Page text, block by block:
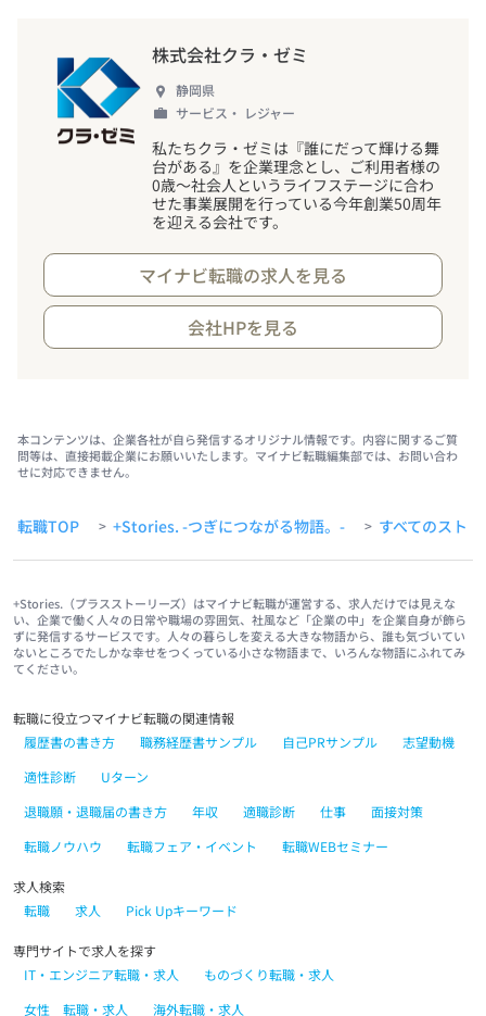
株式会社クラ・ゼミ
静岡県
サービス・ レジャー
私たちクラ・ゼミは『誰にだって輝ける舞
台がある』を企業理念とし、ご利用者様の
0歳～社会人というライフステージに合わ
せた事業展開を行っている今年創業50周年
を迎える会社です。
マイナビ転職の求人を見る
会社HPを見る
本コンテンツは、企業各社が自ら発信するオリジナル情報です。内容に関するご質
問等は、直接掲載企業にお願いいたします。マイナビ転職編集部では、お問い合わ
せに対応できません。
転職TOP > +Stories. -つぎにつながる物語。- > すべてのスト
+Stories.（プラスストーリーズ）はマイナビ転職が運営する、求人だけでは見えな
い、企業で働く人々の日常や職場の雰囲気、社風など「企業の中」を企業自身が飾ら
ずに発信するサービスです。人々の暮らしを変える大きな物語から、誰も気づいてい
ないところでたしかな幸せをつくっている小さな物語まで、いろんな物語にふれてみ
てください。
転職に役立つマイナビ転職の関連情報
履歴書の書き方
職務経歴書サンプル 自己PRサンプル
志望動機
適性診断
Uターン
退職願・退職届の書き方
年収 適職診断 仕事
面接対策
転職ノウハウ
転職フェア・イベント 転職WEBセミナー
求人検索
転職
求人 Pick Upキーワード
専門サイトで求人を探す
IT・エンジニア転職・求人
ものづくり転職・求人
女性 転職・求人
海外転職・求人